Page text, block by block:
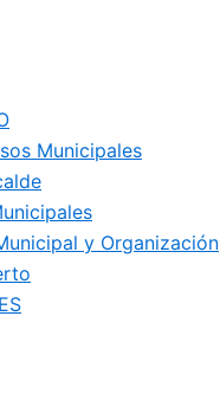
Municipales
y Organización